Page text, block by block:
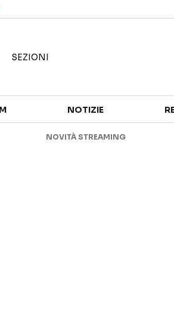
SEZIONI
NOTIZIE
NOVITÀ STREAMING